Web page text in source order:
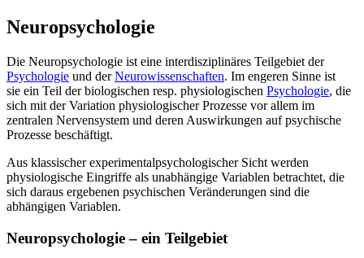
Neuropsychologie
Die Neuropsychologie ist eine interdisziplinäres Teilgebiet der
Psychologie und derNeurowissenschaften. Im engeren Sinne ist
sie ein Teil der biologischen resp. physiologischen Psychologie, die
sich mit der Variation physiologischer Prozesse vor allem im
zentralen Nervensystem und deren Auswirkungen auf psychische
Prozesse beschäftigt.
Aus klassischer experimentalpsychologischer Sicht werden
physiologische Eingriffe als unabhängige Variablen betrachtet, die
sich daraus ergebenen psychischen Veränderungen sind die
abhängigen Variablen.
Neuropsychologie – ein Teilgebiet